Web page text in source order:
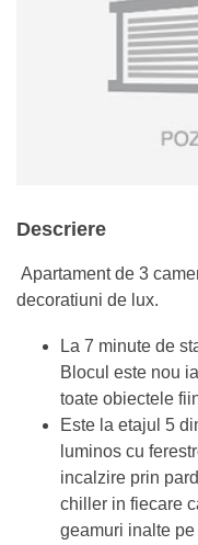
Descriere
Apartament de 3
decoratiuni de lux.
La 7 minute de
Blocul este nou
toate obiectele
Este la etajul 5
luminos cu
incalzire prin
chiller in fiecare
geamuri inalte